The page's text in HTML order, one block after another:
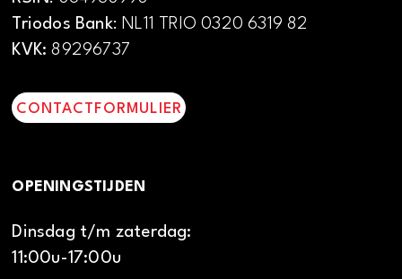
Triodos Bank: NL11 TRIO 0320 6319 82
KVK: 89296737
CONTACTFORMULIER
OPENINGSTIJDEN
Dinsdag t/m zaterdag:
11:00u-17:00u